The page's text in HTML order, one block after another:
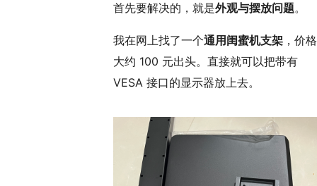
首先要解决的，就是外观与摆放问题。
我在网上找了一个通用闺蜜机支架 ，价格
大约 100 元出头。直接就可以把带有
VESA 接口的显示器放上去。